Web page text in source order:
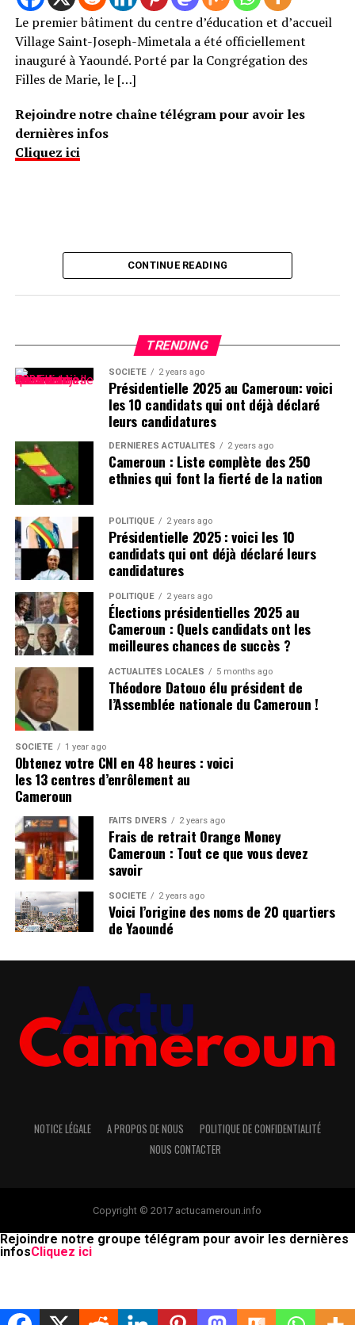
Le premier bâtiment du centre d’éducation et d’accueil
Village Saint-Joseph-Mimetala a été officiellement
inauguré à Yaoundé. Porté par la Congrégation des
Filles de Marie, le […]
Rejoindre notre chaîne télégram pour avoir les
dernières infos
Cliquez ici
CONTINUE READING
TRENDING
SOCIÉTÉ 2 years ago
Présidentielle 2025 au Cameroun: voici
les 10 candidats qui ont déjà déclaré
leurs candidatures
DERNIÈRES ACTUALITÉS 2 years ago
Cameroun : Liste complète des 250
ethnies qui font la fierté de la nation
POLITIQUE 2 years ago
Présidentielle 2025 : voici les 10
candidats qui ont déjà déclaré leurs
candidatures
POLITIQUE 2 years ago
Élections présidentielles 2025 au
Cameroun : Quels candidats ont les
meilleures chances de succès ?
ACTUALITÉS LOCALES 5 months ago
Théodore Datouo élu président de
l’Assemblée nationale du Cameroun !
SOCIÉTÉ 1 year ago
Obtenez votre CNI en 48 heures : voici
les 13 centres d’enrôlement au
Cameroun
FAITS DIVERS 2 years ago
Frais de retrait Orange Money
Cameroun : Tout ce que vous devez
savoir
SOCIÉTÉ 2 years ago
Voici l’origine des noms de 20 quartiers
de Yaoundé
NOTICE LÉGALE A PROPOS DE NOUS
POLITIQUE DE CONFIDENTIALITÉ
NOUS CONTACTER
Copyright © 2017 actucameroun.info
Rejoindre notre groupe télégram pour avoir les dernières
infosCliquez ici